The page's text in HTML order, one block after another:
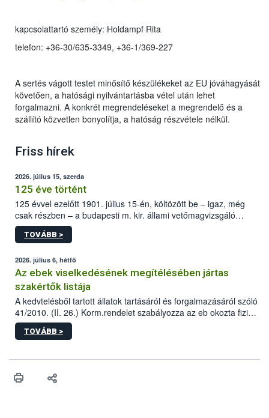
kapcsolattartó személy: Holdampf Rita
telefon: +36-30/635-3349, +36-1/369-227
A sertés vágott testet minősítő készülékeket az EU jóváhagyását
követően, a hatósági nyilvántartásba vétel után lehet
forgalmazni. A konkrét megrendeléseket a megrendelő és a
szállító közvetlen bonyolítja, a hatóság részvétele nélkül.
Friss hírek
2026. július 15, szerda
125 éve történt
125 évvel ezelőtt 1901. július 15-én, költözött be – igaz, még
csak részben – a budapesti m. kir. állami vetőmagvizsgáló
állomás a Kis Rókus utca 15. szám alatti, Czigler Győző által
tervezett új épületébe.
TOVÁBB >
2026. július 6, hétfő
Az ebek viselkedésének megítélésében jártas
szakértők listája
A kedvtelésből tartott állatok tartásáról és forgalmazásáról szóló
41/2010. (II. 26.) Korm.rendelet szabályozza az eb okozta fizikai
sérülés, illetve ennek veszélye keletkezésekor felmerülő
hatósági feladatokat, valamint a veszélyes eb tartását és annak
vonni az ebek viselkedésének megítélésében jártas szakértőt.
TOVÁBB >